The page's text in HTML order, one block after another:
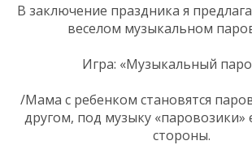
В заключение праздника я
веселом музыкальном
Игра: «Музыкальный
/Мама с ребенком становятся
другом, под музыку «паровозики»
стороны.